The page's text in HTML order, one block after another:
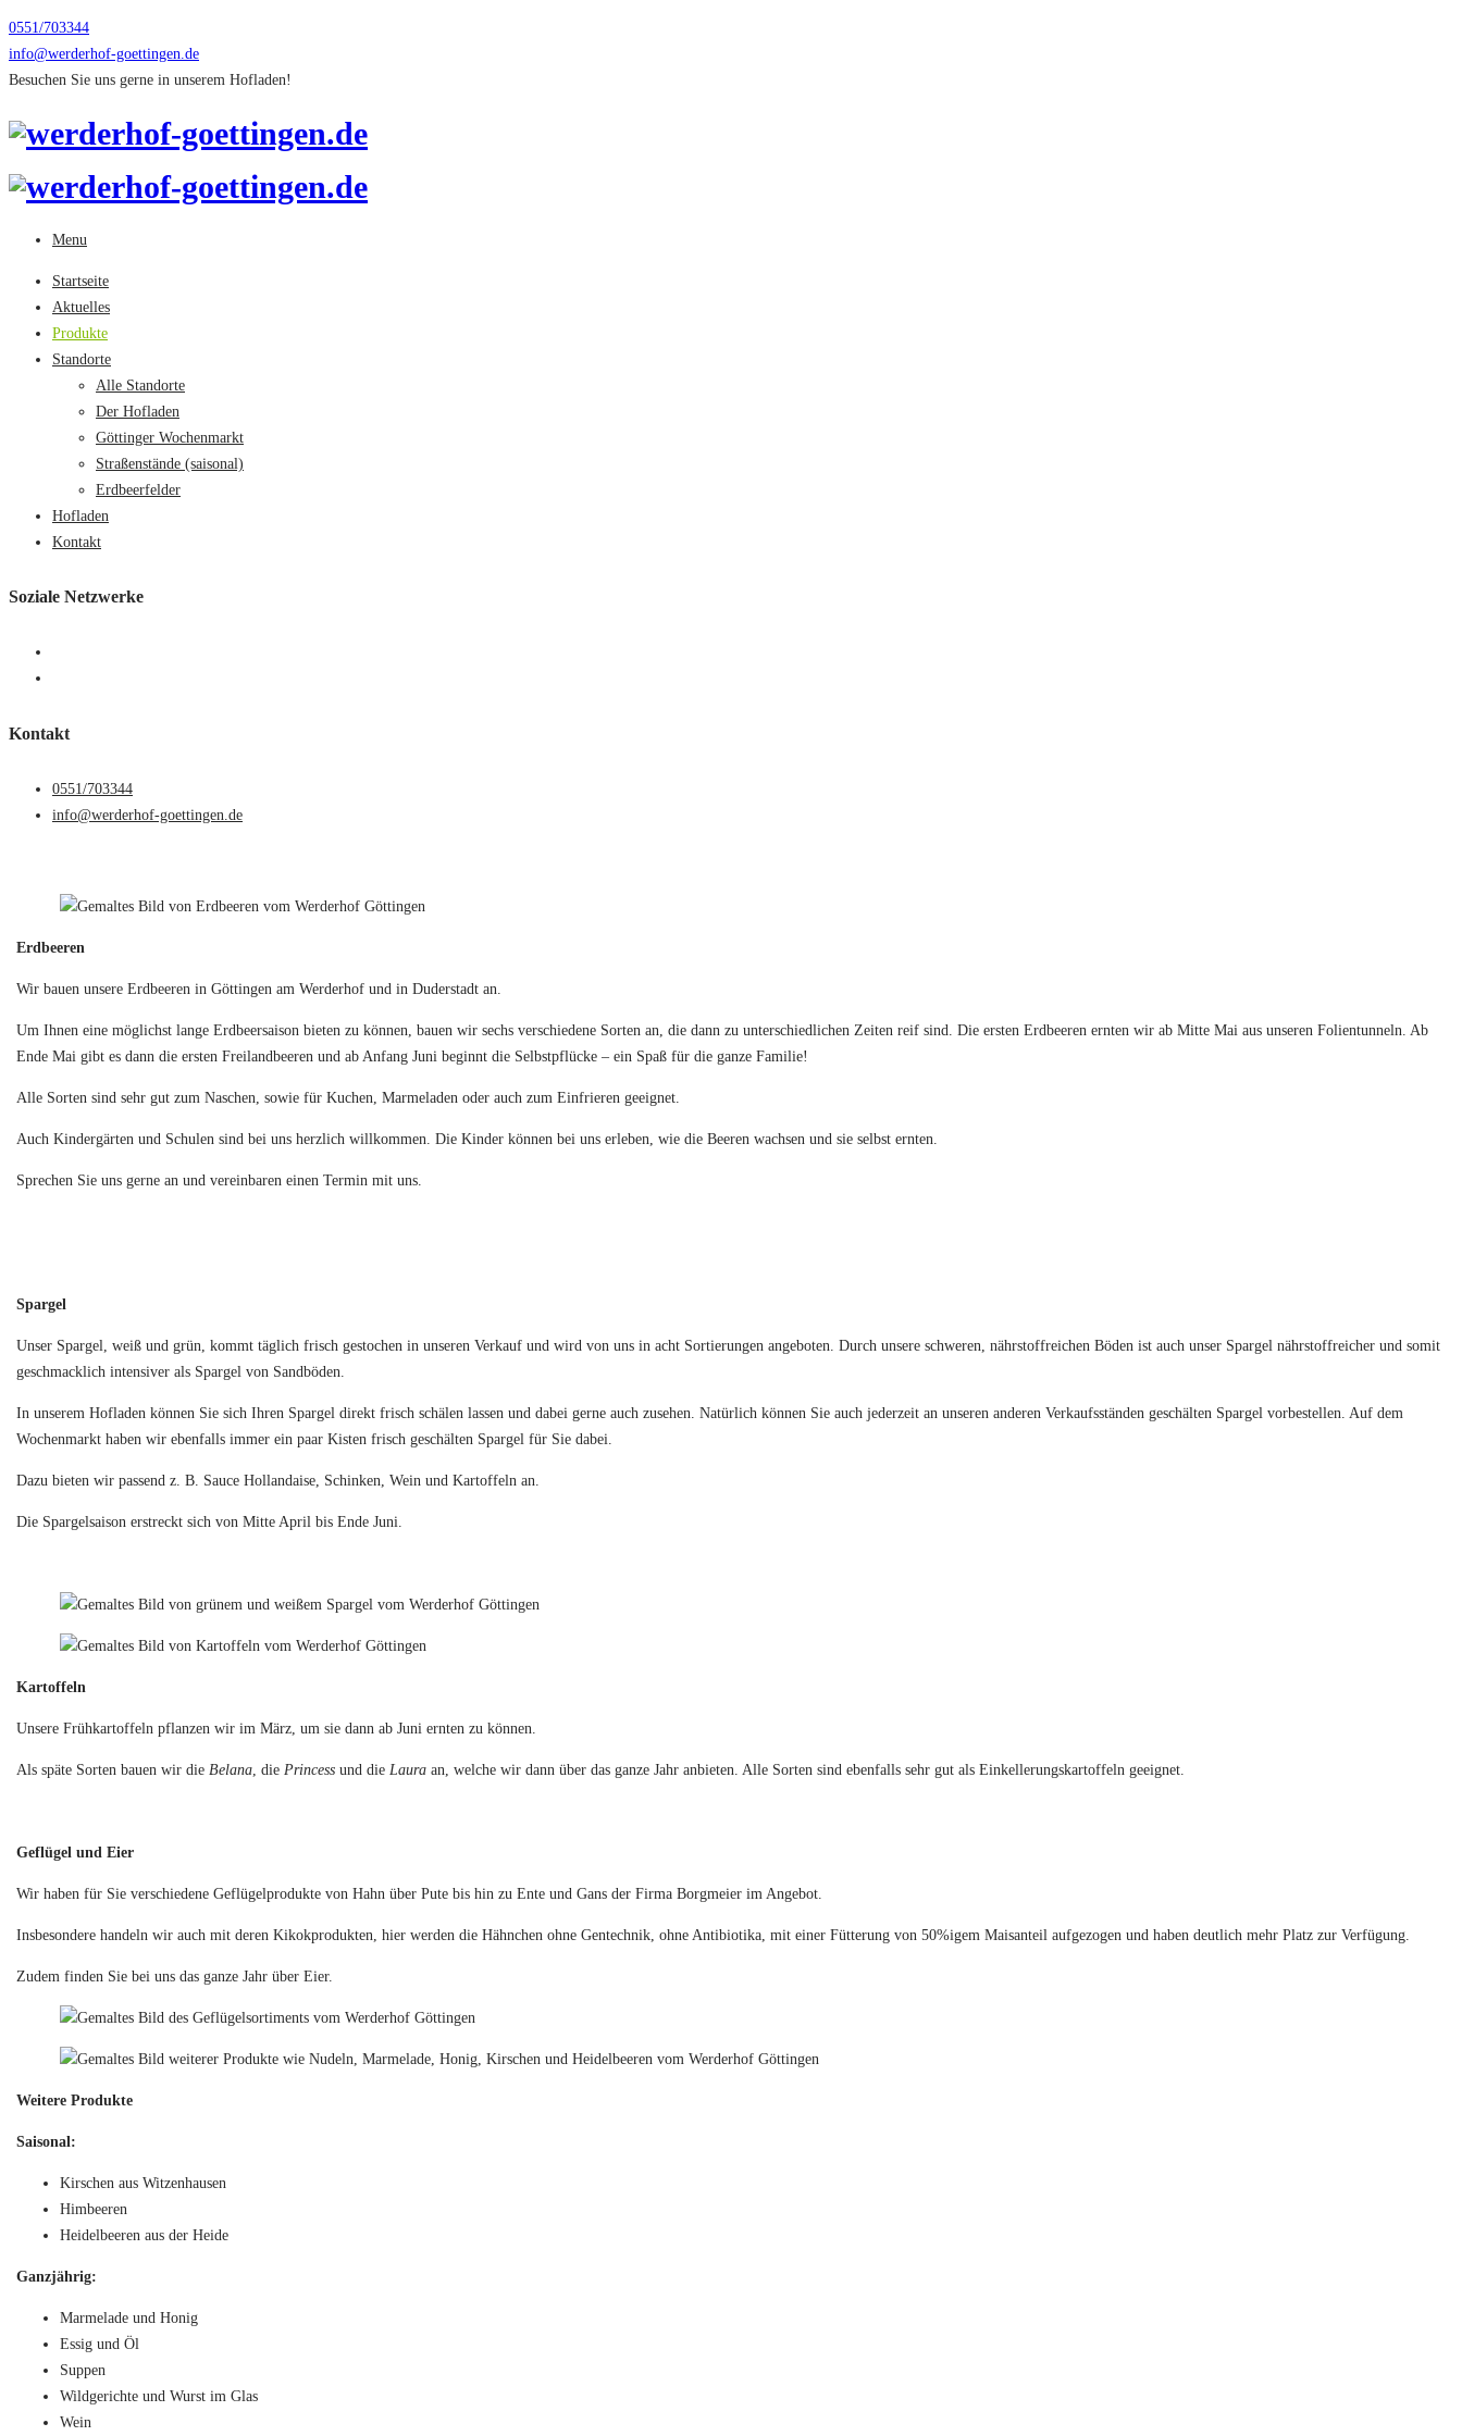
0551/703344
info@werderhof-goettingen.de
Besuchen Sie uns gerne in unserem Hofladen!
Menu
Startseite
Aktuelles
Produkte
Standorte
Alle Standorte
Der Hofladen
Göttinger Wochenmarkt
Straßenstände (saisonal)
Erdbeerfelder
Hofladen
Kontakt
Soziale Netzwerke
Kontakt
0551/703344
info@werderhof-goettingen.de
Erdbeeren
Wir bauen unsere Erdbeeren in Göttingen am Werderhof und in Duderstadt an.
Um Ihnen eine möglichst lange Erdbeersaison bieten zu können, bauen wir sechs verschiedene Sorten an, die dann zu unterschiedlichen Zeiten reif sind. Die ersten Erdbeeren ernten wir ab Mitte Mai aus unseren Folientunneln. Ab
Ende Mai gibt es dann die ersten Freilandbeeren und ab Anfang Juni beginnt die Selbstpflücke – ein Spaß für die ganze Familie!
Alle Sorten sind sehr gut zum Naschen, sowie für Kuchen, Marmeladen oder auch zum Einfrieren geeignet.
Auch Kindergärten und Schulen sind bei uns herzlich willkommen. Die Kinder können bei uns erleben, wie die Beeren wachsen und sie selbst ernten.
Sprechen Sie uns gerne an und vereinbaren einen Termin mit uns.
Spargel
Unser Spargel, weiß und grün, kommt täglich frisch gestochen in unseren Verkauf und wird von uns in acht Sortierungen angeboten. Durch unsere schweren, nährstoffreichen Böden ist auch unser Spargel nährstoffreicher und somit
geschmacklich intensiver als Spargel von Sandböden.
In unserem Hofladen können Sie sich Ihren Spargel direkt frisch schälen lassen und dabei gerne auch zusehen. Natürlich können Sie auch jederzeit an unseren anderen Verkaufsständen geschälten Spargel vorbestellen. Auf dem
Wochenmarkt haben wir ebenfalls immer ein paar Kisten frisch geschälten Spargel für Sie dabei.
Dazu bieten wir passend z. B. Sauce Hollandaise, Schinken, Wein und Kartoffeln an.
Die Spargelsaison erstreckt sich von Mitte April bis Ende Juni.
Kartoffeln
Unsere Frühkartoffeln pflanzen wir im März, um sie dann ab Juni ernten zu können.
Als späte Sorten bauen wir die Belana , die Princess und die Laura an, welche wir dann über das ganze Jahr anbieten. Alle Sorten sind ebenfalls sehr gut als Einkellerungskartoffeln geeignet.
Geflügel und Eier
Wir haben für Sie verschiedene Geflügelprodukte von Hahn über Pute bis hin zu Ente und Gans der Firma Borgmeier im Angebot.
Insbesondere handeln wir auch mit deren Kikokprodukten, hier werden die Hähnchen ohne Gentechnik, ohne Antibiotika, mit einer Fütterung von 50%igem Maisanteil aufgezogen und haben deutlich mehr Platz zur Verfügung.
Zudem finden Sie bei uns das ganze Jahr über Eier.
Weitere Produkte
Saisonal:
Kirschen aus Witzenhausen
Himbeeren
Heidelbeeren aus der Heide
Ganzjährig:
Marmelade und Honig
Essig und Öl
Suppen
Wildgerichte und Wurst im Glas
Wein